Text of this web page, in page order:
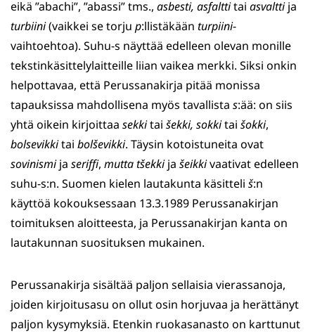
eikä ”abachi”, ”abassi” tms., asbesti, asfalttitai asvalttija
turbiini(vaikkei se torju p:llistäkään turpiini-
vaihtoehtoa). Suhu-s näyttää edelleen olevan monille
tekstinkäsittelylaitteille liian vaikea merkki. Siksi onkin
helpottavaa, että Perussanakirja pitää monissa
tapauksissa mahdollisena myös tavallista s:ää: on siis
yhtä oikein kirjoittaa sekkitai šekki, sokkitai šokki,
bolsevikkitai bolševikki. Täysin kotoistuneita ovat
sovinismija seriffi, mutta tšekkija šeikkivaativat edelleen
suhu-s:n. Suomen kielen lautakunta käsitteli š:n
käyttöä kokouksessaan 13.3.1989 Perussanakirjan
toimituksen aloitteesta, ja Perussanakirjan kanta on
lautakunnan suosituksen mukainen.
Perussanakirja sisältää paljon sellaisia vierassanoja,
joiden kirjoitusasu on ollut osin horjuvaa ja herättänyt
paljon kysymyksiä. Etenkin ruokasanasto on karttunut